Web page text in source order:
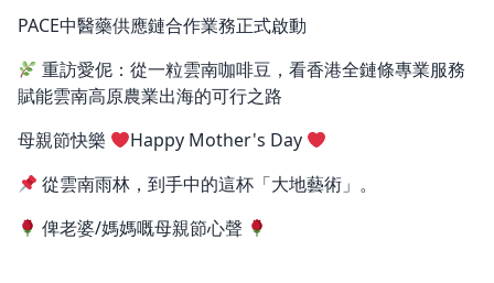
PACE中醫藥供應鏈合作業務正式啟動
重訪愛伲：從一粒雲南咖啡豆，看香港全鏈條專業服務
賦能雲南高原農業出海的可行之路
母親節快樂
Happy Mother's Day
從雲南雨林，到手中的這杯「大地藝術」。
俾老婆/媽媽嘅母親節心聲